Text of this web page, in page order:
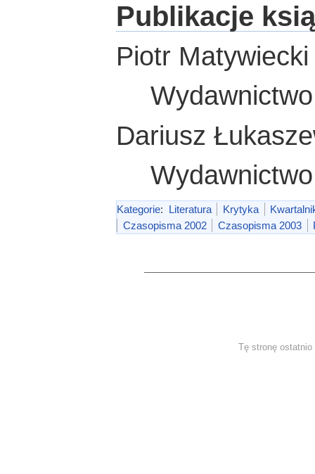
Publikacje
Piotr
Dariusz
Kategorie: Literatura Krytyka
Czasopisma 2002
Czasopisma 2003
Tę stronę